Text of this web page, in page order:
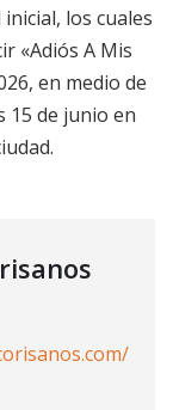
los cuales
«Adiós A Mis
en medio de
15 de junio en